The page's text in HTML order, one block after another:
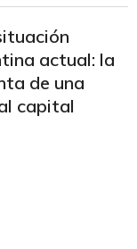
actual: la
de una
capital